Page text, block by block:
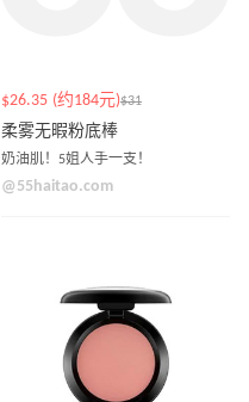
$26.35 (约184元)$31
柔雾无暇粉底棒
奶油肌！5姐人手一支！
@55haitao.com